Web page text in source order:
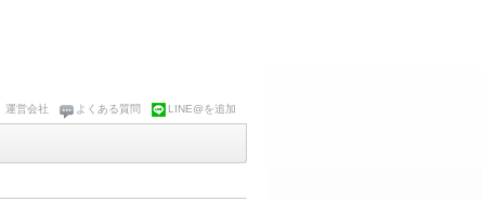
運営会社 よくある質問 LINE@を追加